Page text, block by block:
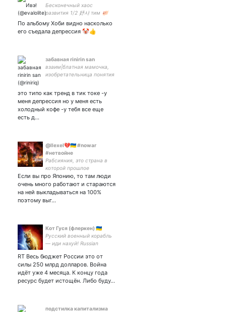
Бесконечный хаос
развития 1/2 妤샤 тим 🐖
Чхве Ёнджун позвони мне
Моа а потом уже всё
остальное
По альбому Хоби видно насколько
его съедала депрессия 🤡👍
забавная rinirin san
взаим|блатная мамочка,
изобретательница понятия
которая яэбаала акину
местоимения никакие ||
это типо как тренд в тик токе -у
меня депрессия но у меня есть
холодный кофе -у тебя все еще
есть д…
@llexeI💔🇺🇦 #nowar
#нетвойне
Рабсияния, это страна в
которой прошлое
засекречено, настоящее
украдено, а будущего -
нет... путлер капут!
Если вы про Японию, то там люди
очень много работают и стараются
на ней выкладываться на 100%
поэтому выг…
Кот Гуся (флеркен) 🇺🇦
Русский военный корабль
— иди нахуй! Russian
RT Весь бюджет России это от
силы 250 млрд долларов. Война
идёт уже 4 месяца. К концу года
ресурс будет истощён. Либо буду…
подстилка капитализма